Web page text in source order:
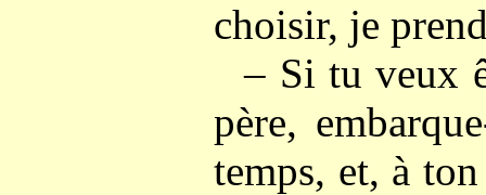
choisir, je
– Si tu veux
père,
temps, et, à